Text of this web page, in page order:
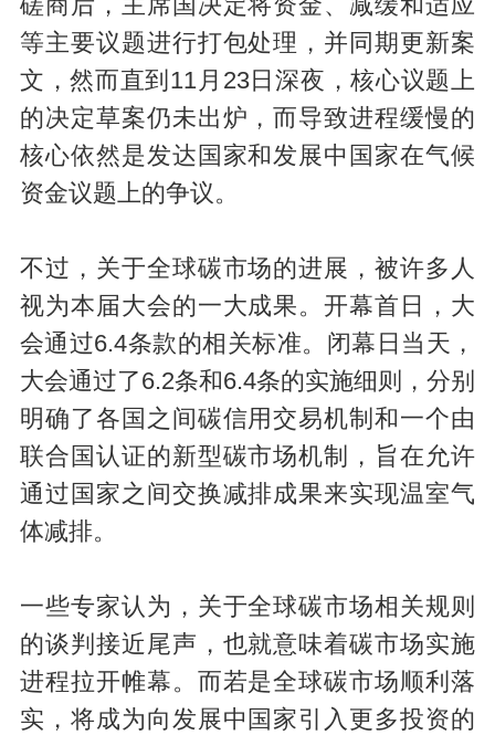
磋商后，主席国决定将资金、减缓和适应
等主要议题进行打包处理，并同期更新案
文，然而直到11月23日深夜，核心议题上
的决定草案仍未出炉，而导致进程缓慢的
核心依然是发达国家和发展中国家在气候
资金议题上的争议。
不过，关于全球碳市场的进展，被许多人
视为本届大会的一大成果。开幕首日，大
会通过6.4条款的相关标准。闭幕日当天，
大会通过了6.2条和6.4条的实施细则，分别
明确了各国之间碳信用交易机制和一个由
联合国认证的新型碳市场机制，旨在允许
通过国家之间交换减排成果来实现温室气
体减排。
一些专家认为，关于全球碳市场相关规则
的谈判接近尾声，也就意味着碳市场实施
进程拉开帷幕。而若是全球碳市场顺利落
实，将成为向发展中国家引入更多投资的